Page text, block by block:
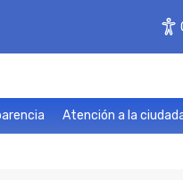
Atención a la